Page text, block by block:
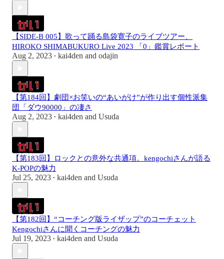
【SIDE-B 005】歌って踊る島袋寛子のライブツアー、
HIROKO SHIMABUKURO Live 2023 「0」鑑賞レポート
Aug 2, 2023 • kai4den and odajin
【第184回】劇団×お笑いの“あいがけ”が作り出す個性派集
団「ダウ90000」の凄さ
Aug 2, 2023 • kai4den and Usuda
【第183回】ロックとの意外な共通項。kengochiさんが語る
K-POPの魅力
Jul 25, 2023 • kai4den and Usuda
【第182回】“コーチング版ライザップ”のコーチェット
Kengochiさんに聞くコーチングの魅力
Jul 19, 2023 • kai4den and Usuda